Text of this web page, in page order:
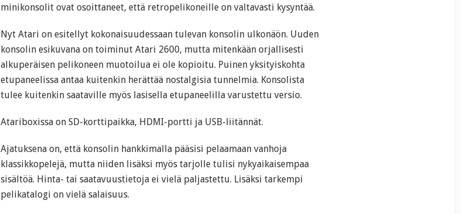
minikonsolit ovat osoittaneet, että retropelikoneille on valtavasti kysyntää.
Nyt Atari on esitellyt kokonaisuudessaan tulevan konsolin ulkonäön. Uuden
konsolin esikuvana on toiminut Atari 2600, mutta mitenkään orjallisesti
alkuperäisen pelikoneen muotoilua ei ole kopioitu. Puinen yksityiskohta
etupaneelissa antaa kuitenkin herättää nostalgisia tunnelmia. Konsolista
tulee kuitenkin saataville myös lasisella etupaneelilla varustettu versio.
Atariboxissa on SD-korttipaikka, HDMI-portti ja USB-liitännät.
Ajatuksena on, että konsolin hankkimalla pääsisi pelaamaan vanhoja
klassikkopelejä, mutta niiden lisäksi myös tarjolle tulisi nykyaikaisempaa
sisältöä. Hinta- tai saatavuustietoja ei vielä paljastettu. Lisäksi tarkempi
pelikatalogi on vielä salaisuus.